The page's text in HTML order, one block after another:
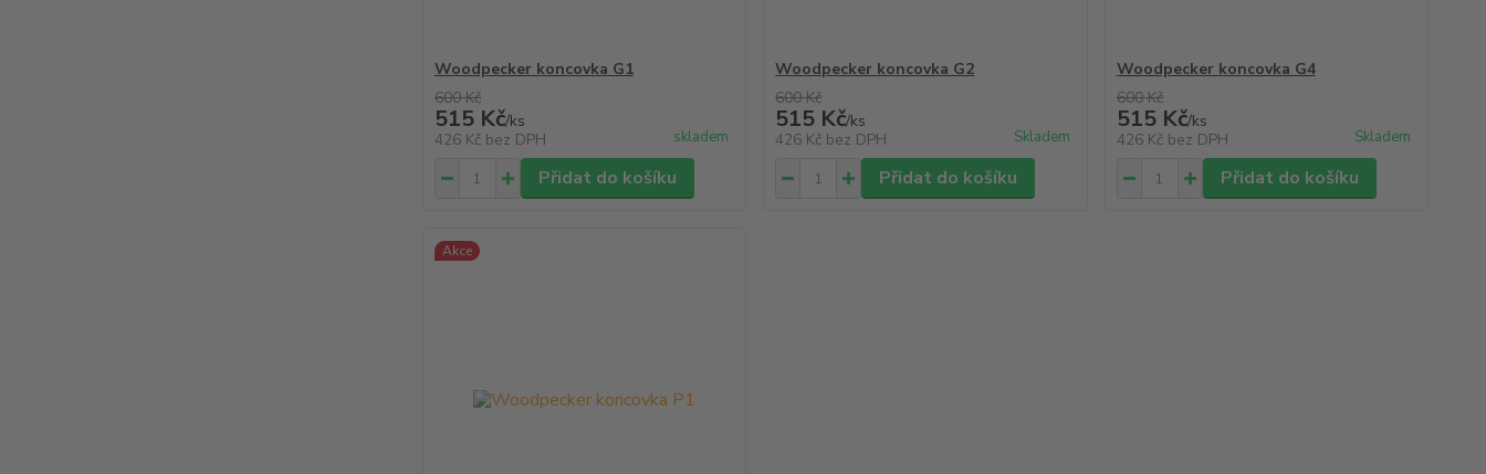
Woodpecker koncovka G1
600 Kč
515 Kč/ks
426 Kč bez DPH skladem
Přidat do košíku
Woodpecker koncovka G2
600 Kč
515 Kč/ks
426 Kč bez DPH Skladem
Přidat do košíku
Woodpecker koncovka G4
600 Kč
515 Kč/ks
426 Kč bez DPH Skladem
Přidat do košíku
Akce